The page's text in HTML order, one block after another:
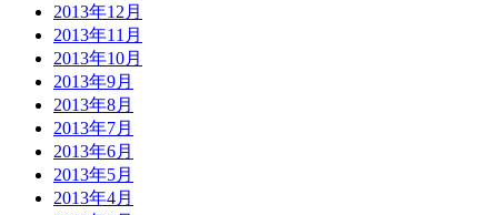
2013年12月
2013年11月
2013年10月
2013年9月
2013年8月
2013年7月
2013年6月
2013年5月
2013年4月